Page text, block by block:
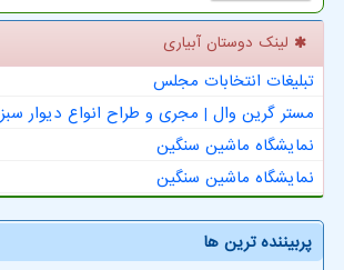
لینک دوستان آبیاری
تبلیغات انتخابات مجلس
مستر گرین وال | مجری و طراح انواع دیوار سبز
نمایشگاه ماشین سنگین
نمایشگاه ماشین سنگین
پربیننده ترین ها